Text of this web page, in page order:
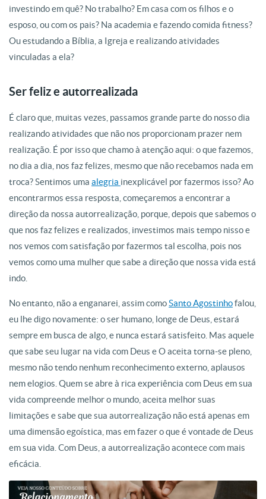
investindo em quê? No trabalho? Em casa com os filhos e o
esposo, ou com os pais? Na academia e fazendo comida fitness?
Ou estudando a Bíblia, a Igreja e realizando atividades
vinculadas a ela?
Ser feliz e autorrealizada
É claro que, muitas vezes, passamos grande parte do nosso dia
realizando atividades que não nos proporcionam prazer nem
realização. É por isso que chamo à atenção aqui: o que fazemos,
no dia a dia, nos faz felizes, mesmo que não recebamos nada em
troca? Sentimos uma alegria inexplicável por fazermos isso? Ao
encontrarmos essa resposta, começaremos a encontrar a
direção da nossa autorrealização, porque, depois que sabemos o
que nos faz felizes e realizados, investimos mais tempo nisso e
nos vemos com satisfação por fazermos tal escolha, pois nos
vemos como uma mulher que sabe a direção que nossa vida está
indo.
No entanto, não a enganarei, assim comoSanto Agostinhofalou,
eu lhe digo novamente: o ser humano, longe de Deus, estará
sempre em busca de algo, e nunca estará satisfeito. Mas aquele
que sabe seu lugar na vida com Deus e O aceita torna-se pleno,
mesmo não tendo nenhum reconhecimento externo, aplausos
nem elogios. Quem se abre à rica experiência com Deus em sua
vida compreende melhor o mundo, aceita melhor suas
limitações e sabe que sua autorrealização não está apenas em
uma dimensão egoística, mas em fazer o que é vontade de Deus
em sua vida. Com Deus, a autorrealização acontece com mais
eficácia.